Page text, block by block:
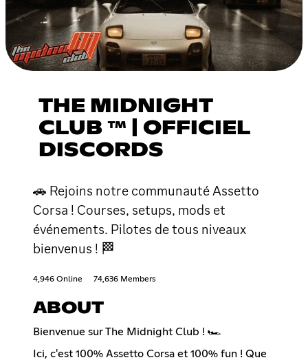
THE MIDNIGHT
CLUB ™ | OFFICIEL
DISCORDS
🚗 Rejoins notre communauté Assetto
Corsa ! Courses, setups, mods et
événements. Pilotes de tous niveaux
bienvenus ! 🏁
4,946 Online 74,636 Members
ABOUT
Bienvenue sur The Midnight Club ! 🏎️
Ici, c'est 100% Assetto Corsa et 100% fun ! Que